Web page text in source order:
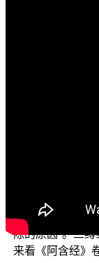
今天我们从
除的原因”。三
来看《阿含经》